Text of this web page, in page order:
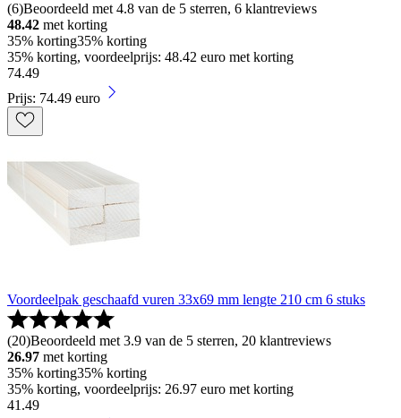
(6)Beoordeeld met 4.8 van de 5 sterren, 6 klantreviews
48.42 met korting
35% korting35% korting
35% korting, voordeelprijs: 48.42 euro met korting
74.49
Prijs: 74.49 euro
Voordeelpak geschaafd vuren 33x69 mm lengte 210 cm 6 stuks
(20)Beoordeeld met 3.9 van de 5 sterren, 20 klantreviews
26.97 met korting
35% korting35% korting
35% korting, voordeelprijs: 26.97 euro met korting
41.49